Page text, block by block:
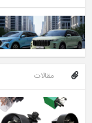
مقالات